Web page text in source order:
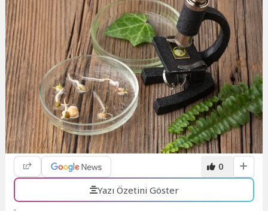
0
Yazı Özetini Göster